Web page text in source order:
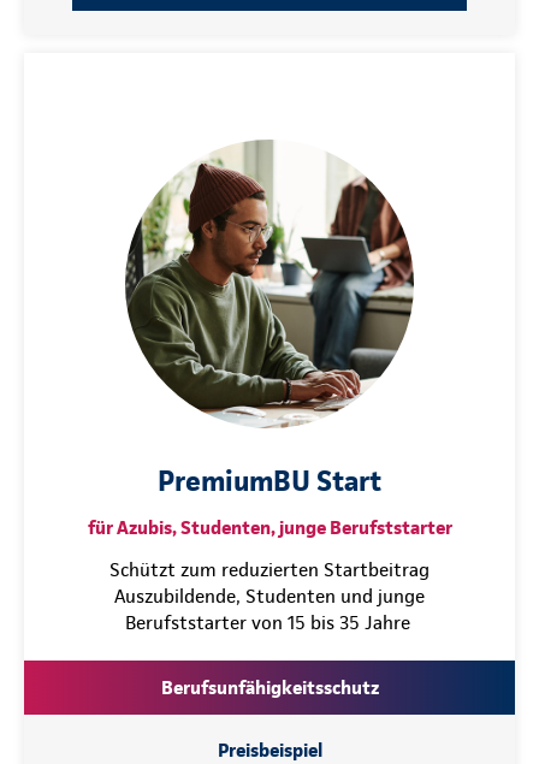
PremiumBU Start
für Azubis, Studenten, junge Berufststarter
Schützt zum reduzierten Startbeitrag
Auszubildende, Studenten und junge
Berufststarter von 15 bis 35 Jahre
Berufsunfähigkeitsschutz
Preisbeispiel